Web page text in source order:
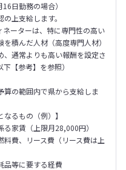
日勤務の場合）
上支給します。
ーターは、特に専門性の高い
積んだ人材（高度専門人材）
、通常よりも高い報酬を設定さ
【参考】を参照）
算の範囲内で県から支給しま
なるもの（例）】
る家賃（上限月28,000円）
料費、リース費（リース費は上
品等に要する経費